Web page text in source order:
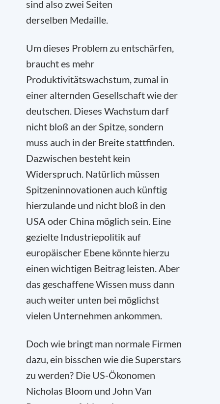
sind also zwei Seiten
derselben Medaille.
Um dieses Problem zu entschärfen,
braucht es mehr
Produktivitätswachstum, zumal in
einer alternden Gesellschaft wie der
deutschen. Dieses Wachstum darf
nicht bloß an der Spitze, sondern
muss auch in der Breite stattfinden.
Dazwischen besteht kein
Widerspruch. Natürlich müssen
Spitzeninnovationen auch künftig
hierzulande und nicht bloß in den
USA oder China möglich sein. Eine
gezielte Industriepolitik auf
europäischer Ebene könnte hierzu
einen wichtigen Beitrag leisten. Aber
das geschaffene Wissen muss dann
auch weiter unten bei möglichst
vielen Unternehmen ankommen.
Doch wie bringt man normale Firmen
dazu, ein bisschen wie die Superstars
zu werden? Die US-Ökonomen
Nicholas Bloom und John Van